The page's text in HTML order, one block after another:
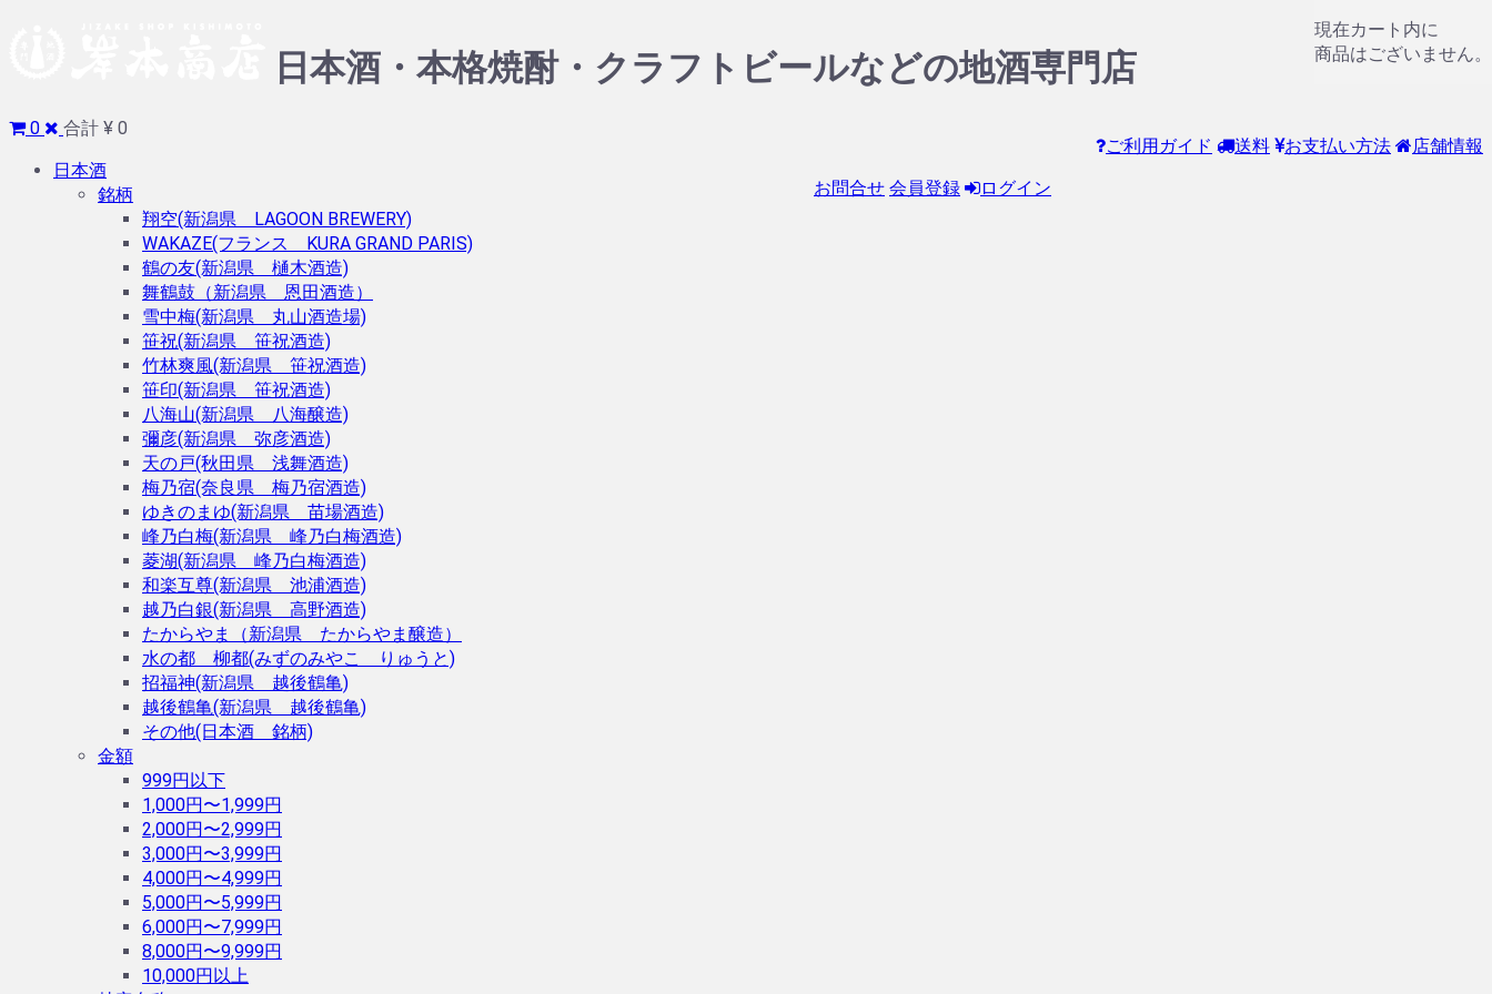
日本酒・本格焼酎・クラフトビールなどの地酒専門店
ご利用ガイド 送料 お支払い方法 店舗情報
0 合計 ¥ 0
現在カート内に
商品はございません。
お問合せ 会員登録 ログイン
日本酒
銘柄
翔空(新潟県 LAGOON BREWERY)
WAKAZE(フランス KURA GRAND PARIS)
鶴の友(新潟県 樋木酒造)
舞鶴鼓（新潟県 恩田酒造）
雪中梅(新潟県 丸山酒造場)
笹祝(新潟県 笹祝酒造)
竹林爽風(新潟県 笹祝酒造)
笹印(新潟県 笹祝酒造)
八海山(新潟県 八海醸造)
彌彦(新潟県 弥彦酒造)
天の戸(秋田県 浅舞酒造)
梅乃宿(奈良県 梅乃宿酒造)
ゆきのまゆ(新潟県 苗場酒造)
峰乃白梅(新潟県 峰乃白梅酒造)
菱湖(新潟県 峰乃白梅酒造)
和楽互尊(新潟県 池浦酒造)
越乃白銀(新潟県 高野酒造)
たからやま（新潟県 たからやま醸造）
水の都 柳都(みずのみやこ りゅうと)
招福神(新潟県 越後鶴亀)
越後鶴亀(新潟県 越後鶴亀)
その他(日本酒 銘柄)
金額
999円以下
1,000円〜1,999円
2,000円〜2,999円
3,000円〜3,999円
4,000円〜4,999円
5,000円〜5,999円
6,000円〜7,999円
8,000円〜9,999円
10,000円以上